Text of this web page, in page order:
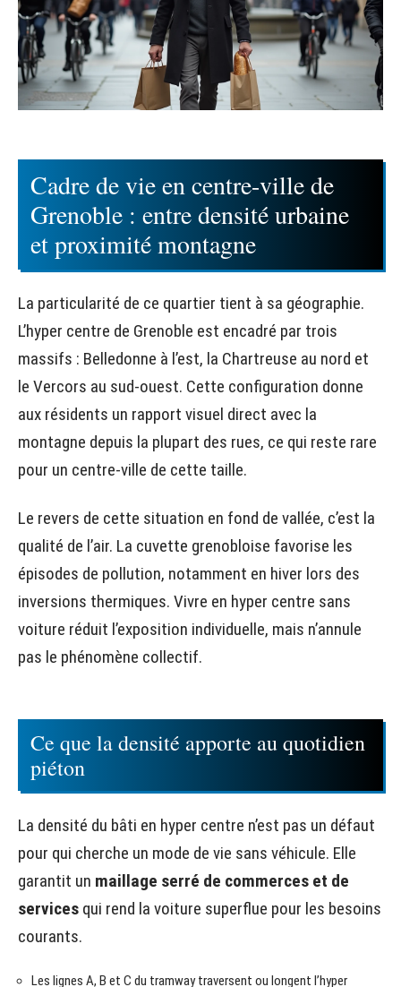
Cadre de vie en centre-ville de
Grenoble : entre densité urbaine
et proximité montagne
La particularité de ce quartier tient à sa géographie.
L’hyper centre de Grenoble est encadré par trois
massifs : Belledonne à l’est, la Chartreuse au nord et
le Vercors au sud-ouest. Cette configuration donne
aux résidents un rapport visuel direct avec la
montagne depuis la plupart des rues, ce qui reste rare
pour un centre-ville de cette taille.
Le revers de cette situation en fond de vallée, c’est la
qualité de l’air. La cuvette grenobloise favorise les
épisodes de pollution, notamment en hiver lors des
inversions thermiques. Vivre en hyper centre sans
voiture réduit l’exposition individuelle, mais n’annule
pas le phénomène collectif.
Ce que la densité apporte au quotidien
piéton
La densité du bâti en hyper centre n’est pas un défaut
pour qui cherche un mode de vie sans véhicule. Elle
garantit un maillage serré de commerces et de
services qui rend la voiture superflue pour les besoins
courants.
Les lignes A, B et C du tramway traversent ou longent l’hyper